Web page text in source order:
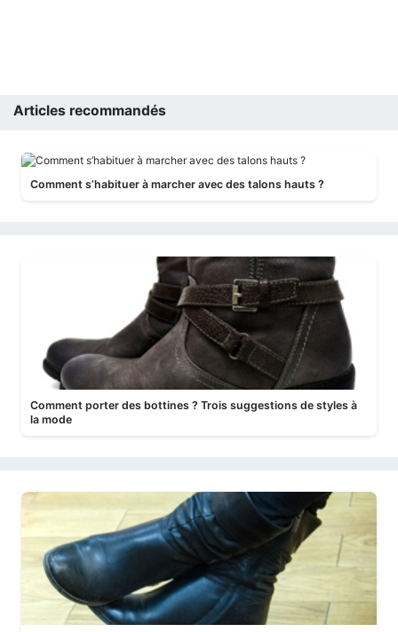
Articles recommandés
Comment s’habituer à marcher avec des talons hauts ?
Comment porter des bottines ? Trois suggestions de styles à
la mode